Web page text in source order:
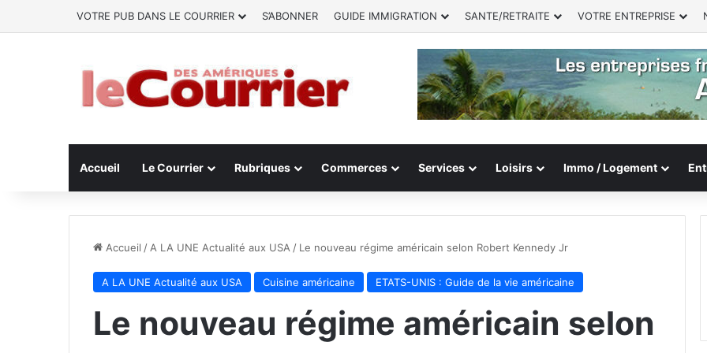
VOTRE PUB DANS LE COURRIER S’ABONNER GUIDE IMMIGRATION SANTE/RETRAITE VOTRE ENTREPRISE
Accueil Le Courrier Rubriques Commerces Services Loisirs Immo / Logement
Accueil / A LA UNE Actualité aux USA / Le nouveau régime américain selon Robert Kennedy Jr
A LA UNE Actualité aux USA Cuisine américaine ETATS-UNIS : Guide de la vie américaine
Le nouveau régime américain selon